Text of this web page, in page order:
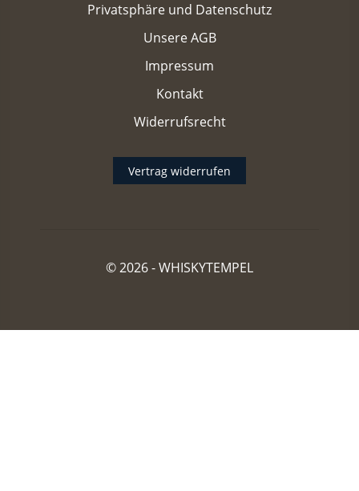
Privatsphäre und Datenschutz
Unsere AGB
Impressum
Kontakt
Widerrufsrecht
Vertrag widerrufen
© 2026 -WHISKYTEMPEL